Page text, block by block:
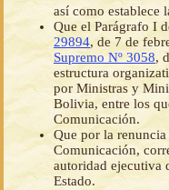
así como establece
Que el Parágrafo I
29894, de 7 de
Supremo Nº 3058,
estructura
por Ministras y
Bolivia, entre los
Comunicación.
Que por la
Comunicación,
autoridad ejecutiva
Estado.